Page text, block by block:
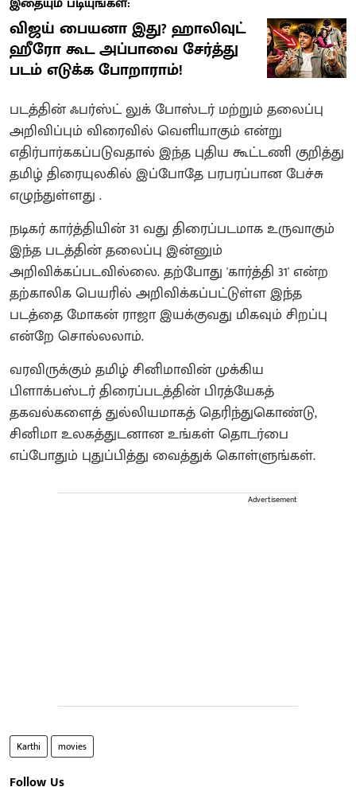
விஜய் பையனா இது? ஹாலிவுட்
ஹீரோ கூட அப்பாவை சேர்த்து
படம் எடுக்க போறாராம்!
படத்தின் ஃபர்ஸ்ட் லுக் போஸ்டர் மற்றும் தலைப்பு
அறிவிப்பும் விரைவில் வெளியாகும் என்று
எதிர்பார்ககப்படுவதால் இந்த புதிய கூட்டணி குறித்து
தமிழ் திரையுலகில் இப்போதே பரபரப்பான பேச்சு
எழுந்துள்ளது ‌.
நடிகர் கார்த்தியின் 31 வது திரைப்படமாக உருவாகும்
இந்த படத்தின் தலைப்பு இன்னும்
அறிவிக்கப்படவில்லை. தற்போது 'கார்த்தி 31' என்ற
தற்காலிக பெயரில் அறிவிக்கப்பட்டுள்ள இந்த
படத்தை மோகன் ராஜா இயக்குவது மிகவும் சிறப்பு
என்றே சொல்லலாம்.
வரவிருக்கும் தமிழ் சினிமாவின் முக்கிய
பிளாக்பஸ்டர் திரைப்படத்தின் பிரத்யேகத்
தகவல்களைத் துல்லியமாகத் தெரிந்துகொண்டு,
சினிமா உலகத்துடனான உங்கள் தொடர்பை
எப்போதும் புதுப்பித்து வைத்துக் கொள்ளுங்கள்.
Advertisement
Karthi movies
Follow Us